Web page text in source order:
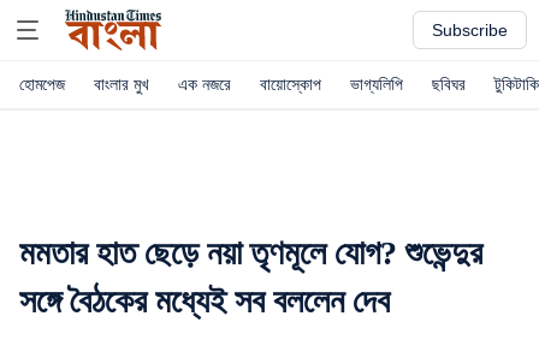
Subscribe
হোমপেজ বাংলার মুখ এক নজরে বায়োস্কোপ ভাগ্যলিপি ছবিঘর টুকিটাকি
মমতার হাত ছেড়ে নয়া তৃণমূলে যোগ? শুভেন্দুর
সঙ্গে বৈঠকের মধ্যেই সব বললেন দেব